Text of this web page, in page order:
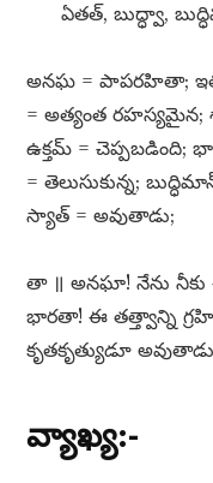
ఏతత్​, బుద్ధ్వా,
అనఘ = పాపరహితా;
= అత్యంత రహస్యమైన;
ఉక్తమ్​ = చెప్పబడింది;
= తెలుసుకున్న;
స్యాత్​ = అవుతాడు;
తా ॥ అనఘా! నేను నీకు
భారతా! ఈ తత్త్వాన్ని
కృతకృత్యుడూ
వ్యాఖ్య:-